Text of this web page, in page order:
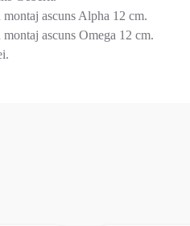
ascuns Alpha 12 cm.
ascuns Omega 12 cm.